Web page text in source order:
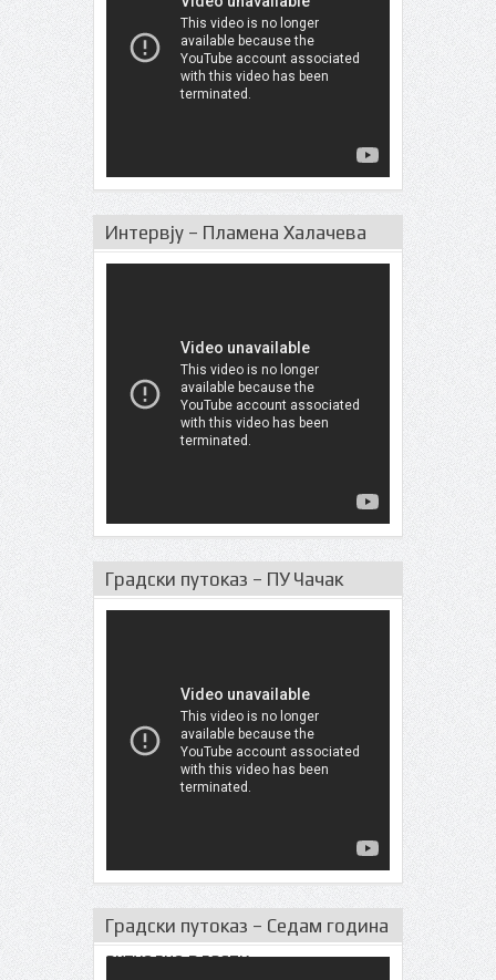
Интервју – Пламена Халачева
Градски путоказ – ПУ Чачак
Градски путоказ – Седам година
актуeлне власти